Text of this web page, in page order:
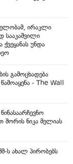
ირაკლი
სააკაშვილი
უნდა
გამოცხადება
- The Wall
შორის ნიკა მელიას
ს ახალ პირობებს